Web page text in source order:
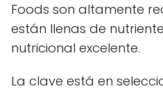
Foods son altamente
están llenas de
nutricional excelente.
La clave está en